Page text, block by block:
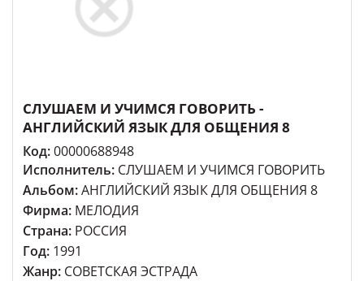
СЛУШАЕМ И УЧИМСЯ ГОВОРИТЬ -
АНГЛИЙСКИЙ ЯЗЫК ДЛЯ ОБЩЕНИЯ 8
Код:00000688948
Исполнитель: СЛУШАЕМ И УЧИМСЯ ГОВОРИТЬ
Альбом:АНГЛИЙСКИЙ ЯЗЫК ДЛЯ ОБЩЕНИЯ 8
Фирма: МЕЛОДИЯ
Страна: РОССИЯ
Год: 1991
Жанр: СОВЕТСКАЯ ЭСТРАДА